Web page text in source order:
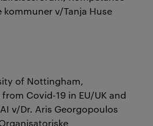
kommuner v/Tanja Huse
of Nottingham,
Covid-19 in EU/UK and
v/Dr. Aris Georgopoulos